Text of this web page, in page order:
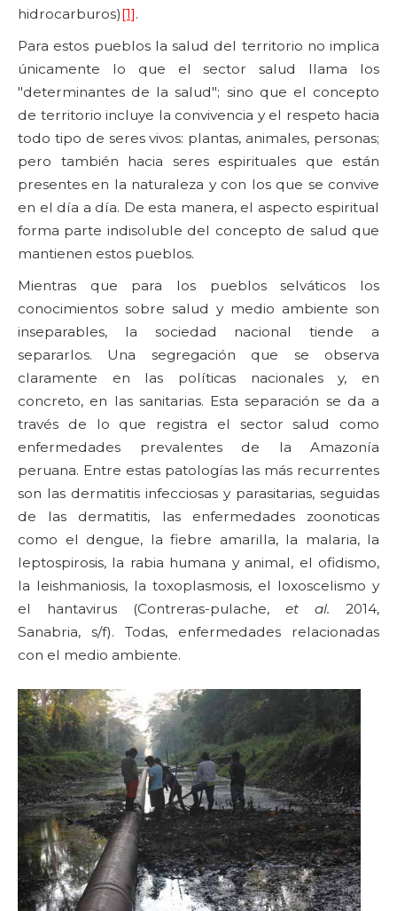
hidrocarburos)[1].
Para estos pueblos la salud del territorio no implica
únicamente lo que el sector salud llama los
"determinantes de la salud"; sino que el concepto
de territorio incluye la convivencia y el respeto hacia
todo tipo de seres vivos: plantas, animales, personas;
pero también hacia seres espirituales que están
presentes en la naturaleza y con los que se convive
en el día a día. De esta manera, el aspecto espiritual
forma parte indisoluble del concepto de salud que
mantienen estos pueblos.
Mientras que para los pueblos selváticos los
conocimientos sobre salud y medio ambiente son
inseparables, la sociedad nacional tiende a
separarlos. Una segregación que se observa
claramente en las políticas nacionales y, en
concreto, en las sanitarias. Esta separación se da a
través de lo que registra el sector salud como
enfermedades prevalentes de la Amazonía
peruana. Entre estas patologías las más recurrentes
son las dermatitis infecciosas y parasitarias, seguidas
de las dermatitis, las enfermedades zoonoticas
como el dengue, la fiebre amarilla, la malaria, la
leptospirosis, la rabia humana y animal, el ofidismo,
la leishmaniosis, la toxoplasmosis, el loxoscelismo y
el hantavirus (Contreras-pulache, et al. 2014,
Sanabria, s/f). Todas, enfermedades relacionadas
con el medio ambiente.